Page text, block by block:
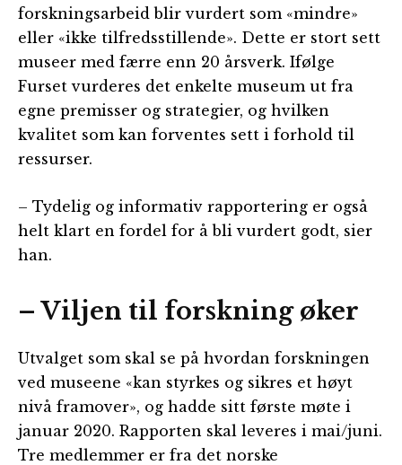
forskningsarbeid blir vurdert som «mindre»
eller «ikke tilfredsstillende». Dette er stort sett
museer med færre enn 20 årsverk. Ifølge
Furset vurderes det enkelte museum ut fra
egne premisser og strategier, og hvilken
kvalitet som kan forventes sett i forhold til
ressurser.
– Tydelig og informativ rapportering er også
helt klart en fordel for å bli vurdert godt, sier
han.
– Viljen til forskning øker
Utvalget som skal se på hvordan forskningen
ved museene «kan styrkes og sikres et høyt
nivå framover», og hadde sitt første møte i
januar 2020. Rapporten skal leveres i mai/juni.
Tre medlemmer er fra det norske